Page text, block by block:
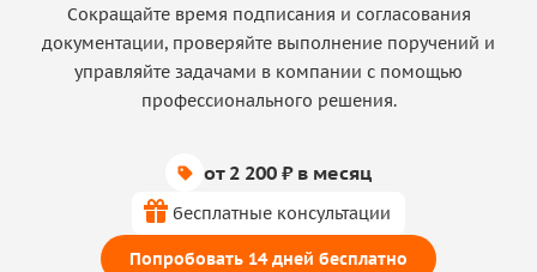
Сокращайте время подписания и согласования
документации, проверяйте выполнение поручений и
управляйте задачами в компании с помощью
профессионального решения.
от 2 200 ₽ в месяц
бесплатные консультации
Попробовать 14 дней бесплатно